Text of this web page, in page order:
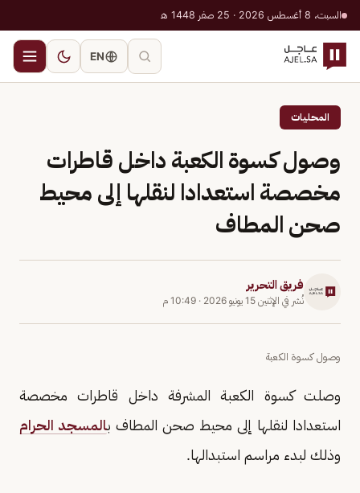
السبت، 8 أغسطس 2026 · 25 صفر 1448 هـ
EN
المحليات
وصول كسوة الكعبة داخل قاطرات
مخصصة استعدادا لنقلها إلى محيط
صحن المطاف
فريق التحرير
نُشر في الإثنين 15 يونيو 2026 · 10:49 م
وصول كسوة الكعبة
وصلت كسوة الكعبة المشرفة داخل قاطرات مخصصة
استعدادا لنقلها إلى محيط صحن المطاف بالمسجد الحرام
وذلك لبدء مراسم استبدالها.